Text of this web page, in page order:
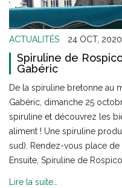
ACTUALITÉS 24 OCT, 2020
Spiruline de
Gabéric
De la spiruline bretonne au
Gabéric, dimanche 25
spiruline et découvrez les
aliment ! Une spiruline
sud). Rendez-vous place de
Ensuite, Spiruline de
Lire la suite…